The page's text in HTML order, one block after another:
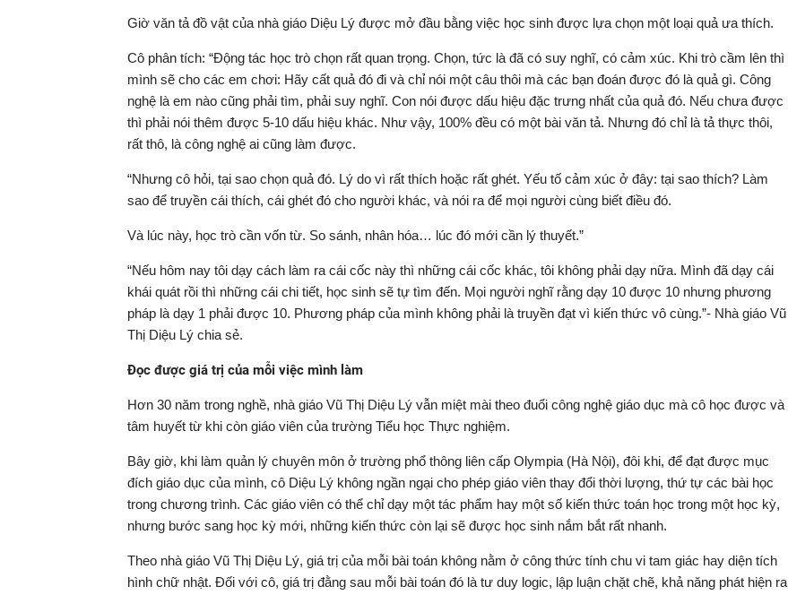
Giờ văn tả đồ vật của nhà giáo Diệu Lý được mở đầu bằng việc học sinh được lựa chọn một loại quả ưa thích.
Cô phân tích: “Động tác học trò chọn rất quan trọng. Chọn, tức là đã có suy nghĩ, có cảm xúc. Khi trò cầm lên thì
mình sẽ cho các em chơi: Hãy cất quả đó đi và chỉ nói một câu thôi mà các bạn đoán được đó là quả gì. Công
nghệ là em nào cũng phải tìm, phải suy nghĩ. Con nói được dấu hiệu đặc trưng nhất của quả đó. Nếu chưa được
thì phải nói thêm được 5-10 dấu hiệu khác. Như vậy, 100% đều có một bài văn tả. Nhưng đó chỉ là tả thực thôi,
rất thô, là công nghệ ai cũng làm được.
“Nhưng cô hỏi, tại sao chọn quả đó. Lý do vì rất thích hoặc rất ghét. Yếu tố cảm xúc ở đây: tại sao thích? Làm
sao để truyền cái thích, cái ghét đó cho người khác, và nói ra để mọi người cùng biết điều đó.
Và lúc này, học trò cần vốn từ. So sánh, nhân hóa… lúc đó mới cần lý thuyết.”
“Nếu hôm nay tôi dạy cách làm ra cái cốc này thì những cái cốc khác, tôi không phải dạy nữa. Mình đã dạy cái
khái quát rồi thì những cái chi tiết, học sinh sẽ tự tìm đến. Mọi người nghĩ rằng dạy 10 được 10 nhưng phương
pháp là dạy 1 phải được 10. Phương pháp của mình không phải là truyền đạt vì kiến thức vô cùng.”- Nhà giáo Vũ
Thị Diệu Lý chia sẻ.
Đọc được giá trị của mỗi việc mình làm
Hơn 30 năm trong nghề, nhà giáo Vũ Thị Diệu Lý vẫn miệt mài theo đuổi công nghệ giáo dục mà cô học được và
tâm huyết từ khi còn giáo viên của trường Tiểu học Thực nghiệm.
Bây giờ, khi làm quản lý chuyên môn ở trường phổ thông liên cấp Olympia (Hà Nội), đôi khi, để đạt được mục
đích giáo dục của mình, cô Diệu Lý không ngần ngại cho phép giáo viên thay đổi thời lượng, thứ tự các bài học
trong chương trình. Các giáo viên có thể chỉ dạy một tác phẩm hay một số kiến thức toán học trong một học kỳ,
nhưng bước sang học kỳ mới, những kiến thức còn lại sẽ được học sinh nắm bắt rất nhanh.
Theo nhà giáo Vũ Thị Diệu Lý, giá trị của mỗi bài toán không nằm ở công thức tính chu vi tam giác hay diện tích
hình chữ nhật. Đối với cô, giá trị đằng sau mỗi bài toán đó là tư duy logic, lập luận chặt chẽ, khả năng phát hiện ra